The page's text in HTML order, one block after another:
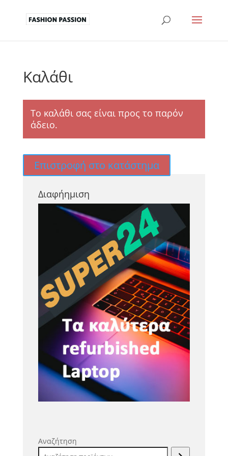
Καλάθι
Το καλάθι σας είναι προς το παρόν
άδειο.
Επιστροφή στο κατάστημα
Διαφήημιση
Αναζήτηση